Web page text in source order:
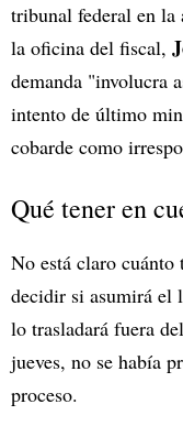
tribunal federal en la
la oficina del fiscal,
demanda "involucra
intento de último
cobarde como
Qué tener en
No está claro
decidir si asumirá
lo trasladará fuera
jueves, no se había
proceso.